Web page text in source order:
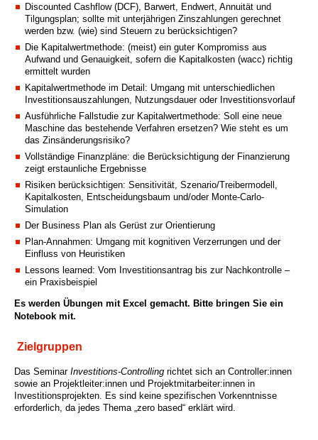
Discounted Cashflow (DCF), Barwert, Endwert, Annuität und
Tilgungsplan; sollte mit unterjährigen Zinszahlungen gerechnet
werden bzw. (wie) sind Steuern zu berücksichtigen?
Die Kapitalwertmethode: (meist) ein guter Kompromiss aus
Aufwand und Genauigkeit, sofern die Kapitalkosten (wacc) richtig
ermittelt wurden
Kapitalwertmethode im Detail: Umgang mit unterschiedlichen
Investitionsauszahlungen, Nutzungsdauer oder Investitionsvorlauf
Ausführliche Fallstudie zur Kapitalwertmethode: Soll eine neue
Maschine das bestehende Verfahren ersetzen? Wie steht es um
das Zinsänderungsrisiko?
Vollständige Finanzpläne: die Berücksichtigung der Finanzierung
zeigt erstaunliche Ergebnisse
Risiken berücksichtigen: Sensitivität, Szenario/Treibermodell,
Kapitalkosten, Entscheidungsbaum und/oder Monte-Carlo-
Simulation
Der Business Plan als Gerüst zur Orientierung
Plan-Annahmen: Umgang mit kognitiven Verzerrungen und der
Einfluss von Heuristiken
Lessons learned: Vom Investitionsantrag bis zur Nachkontrolle –
ein Praxisbeispiel
Es werden Übungen mit Excel gemacht. Bitte bringen Sie ein
Notebook mit.
Zielgruppen
Das SeminarInvestitions-Controlling richtet sich an Controller:innen
sowie an Projektleiter:innen und Projektmitarbeiter:innen in
Investitionsprojekten. Es sind keine spezifischen Vorkenntnisse
erforderlich, da jedes Thema „zero based“ erklärt wird.